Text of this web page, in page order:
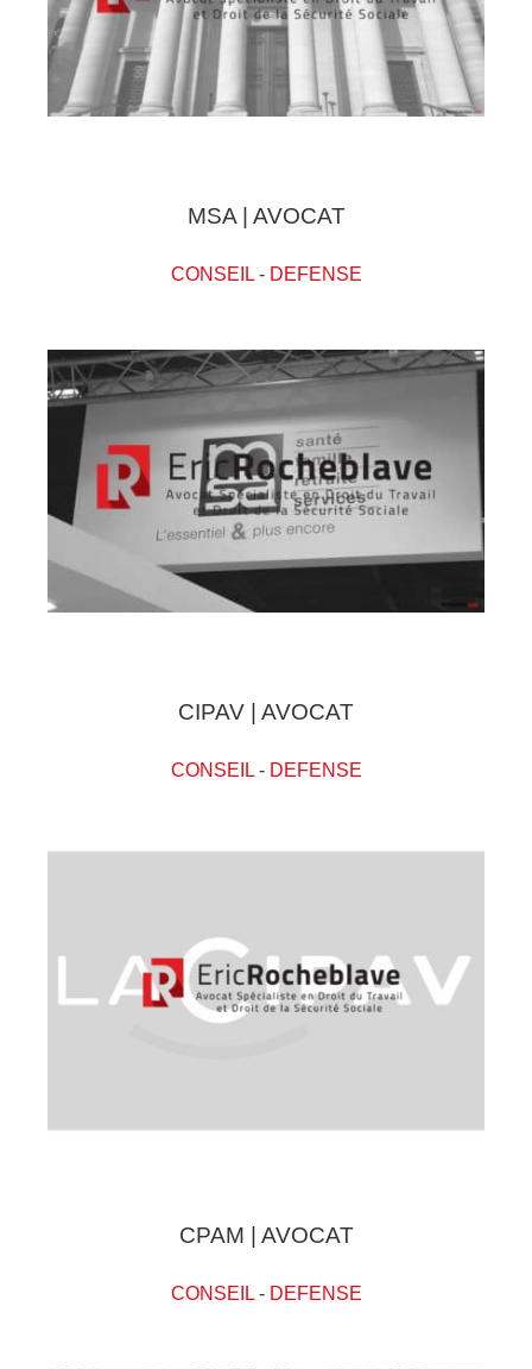
MSA | AVOCAT
CONSEIL- DEFENSE
CIPAV | AVOCAT
CONSEIL- DEFENSE
CPAM | AVOCAT
CONSEIL- DEFENSE